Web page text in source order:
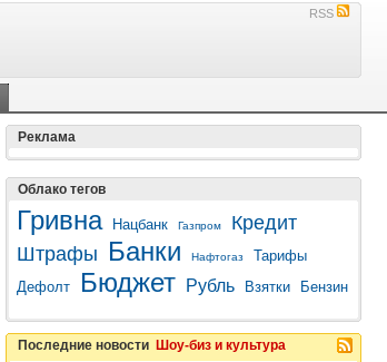
RSS
Реклама
Облако тегов
Гривна Нацбанк Газпром
Кредит
Штрафы Банки Нафтогаз
Тарифы
Дефолт
Бюджет Рубль Взятки Бензин
Последние новости Шоу-биз и культура